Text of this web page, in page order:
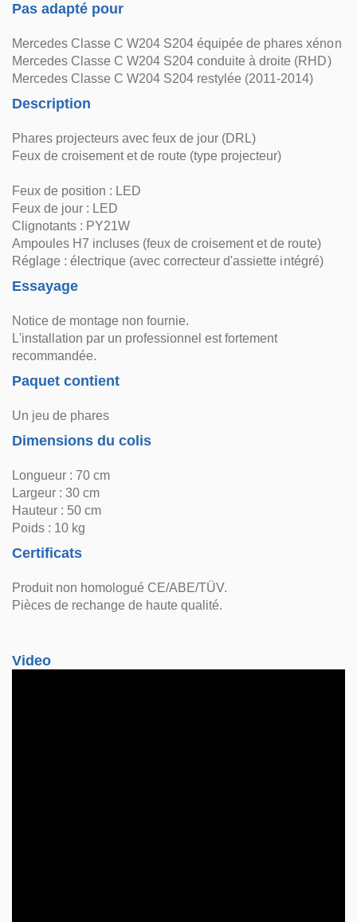
Pas adapté pour
Mercedes Classe C W204 S204 équipée de phares xénon
Mercedes Classe C W204 S204 conduite à droite (RHD)
Mercedes Classe C W204 S204 restylée (2011-2014)
Description
Phares projecteurs avec feux de jour (DRL)
Feux de croisement et de route (type projecteur)
Feux de position : LED
Feux de jour : LED
Clignotants : PY21W
Ampoules H7 incluses (feux de croisement et de route)
Réglage : électrique (avec correcteur d'assiette intégré)
Essayage
Notice de montage non fournie.
L'installation par un professionnel est fortement
recommandée.
Paquet contient
Un jeu de phares
Dimensions du colis
Longueur : 70 cm
Largeur : 30 cm
Hauteur : 50 cm
Poids : 10 kg
Certificats
Produit non homologué CE/ABE/TÜV.
Pièces de rechange de haute qualité.
Video